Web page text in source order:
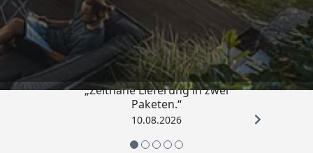
Trusted Shops
4,81/ 5
„Zeitnahe Lieferung in zwei
Paketen.“
10.08.2026